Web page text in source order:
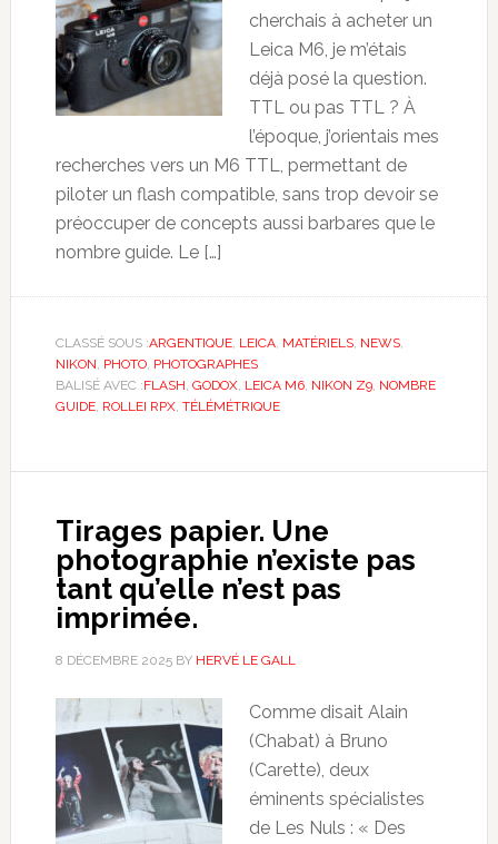
cherchais à acheter un
Leica M6, je m’étais
déjà posé la question.
TTL ou pas TTL ? À
l’époque, j’orientais mes
recherches vers un M6 TTL, permettant de
piloter un flash compatible, sans trop devoir se
préoccuper de concepts aussi barbares que le
nombre guide. Le […]
CLASSÉ SOUS :ARGENTIQUE, LEICA, MATÉRIELS, NEWS,
NIKON PHOTO, PHOTOGRAPHES
BALISÉ AVEC :FLASH GODOX, LEICA M6, NIKON Z9, NOMBRE
GUIDE, ROLLEI RPX, TÉLÉMÉTRIQUE
Tirages papier. Une
photographie n’existe pas
tant qu’elle n’est pas
imprimée.
8 DÉCEMBRE 2025BY HERVÉ LE GALL
Comme disait Alain
(Chabat) à Bruno
(Carette), deux
éminents spécialistes
de Les Nuls : « Des